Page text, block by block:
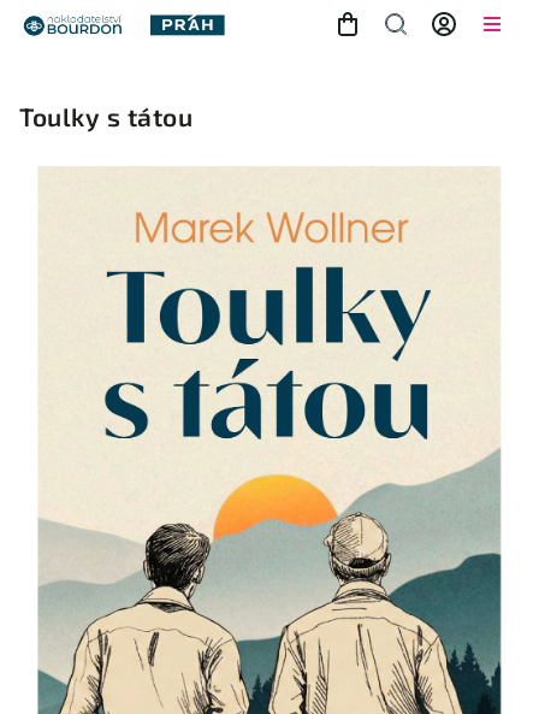
Toulky s tátou